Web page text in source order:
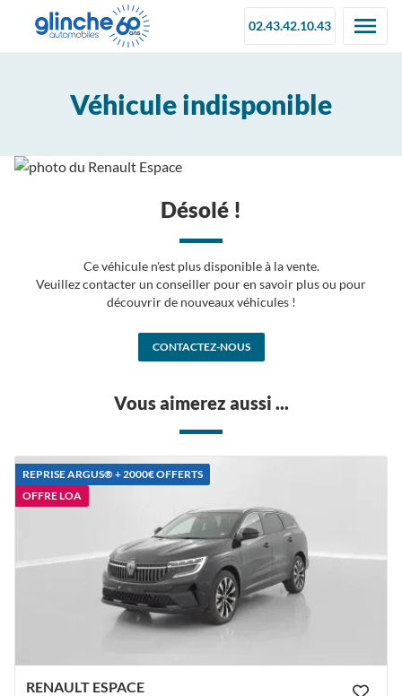
02.43.42.10.43
Véhicule indisponible
Désolé !
Ce véhicule n'est plus disponible à la vente.
Veuillez contacter un conseiller pour en savoir plus ou pour
découvrir de nouveaux véhicules !
CONTACTEZ-NOUS
Vous aimerez aussi ...
REPRISE ARGUS®️ + 2000€ OFFERTS
OFFRE LOA
RENAULT ESPACE